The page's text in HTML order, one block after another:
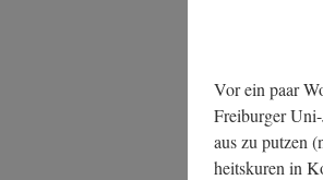
Vor ein paar
Frei­bur­ger
aus zu put­zen
heits­ku­ren in